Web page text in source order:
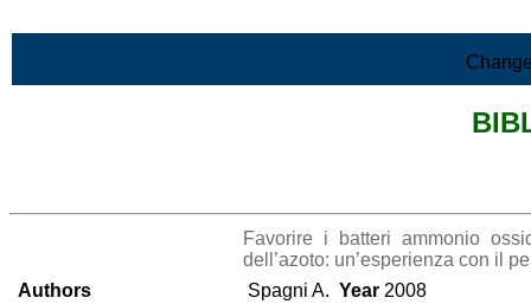
Favorire i batteri ammonio
dell’azoto: un’esperienza con il
Authors
Spagni A. Year 2008